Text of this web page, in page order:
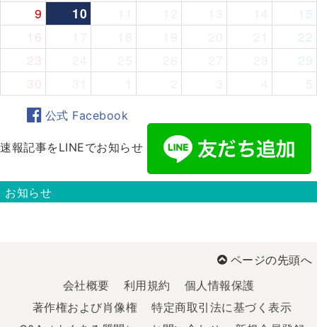
9
10
15
16
22
23
29
30
5
公式 Facebook
速報記事をLINEでお知らせ
お知らせ
ページの先頭へ
会社概要
利用規約
個人情報保護
著作権および肖像権
特定商取引法に基づく表示